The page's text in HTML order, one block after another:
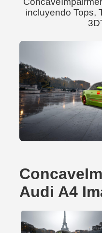
incluyendo Tops,
Audi A4